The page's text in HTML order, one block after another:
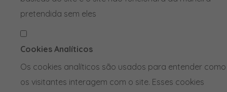
pretendida sem eles
Cookies Analíticos
Os cookies analíticos são usados para entender como
os visitantes interagem com o site. Esses cookies